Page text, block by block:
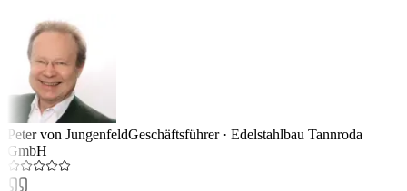
Peter von JungenfeldGeschäftsführer· Edelstahlbau Tannroda
GmbH